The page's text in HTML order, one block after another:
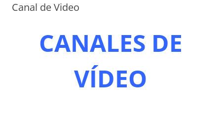
Canal de Video
CANALES DE
VÍDEO